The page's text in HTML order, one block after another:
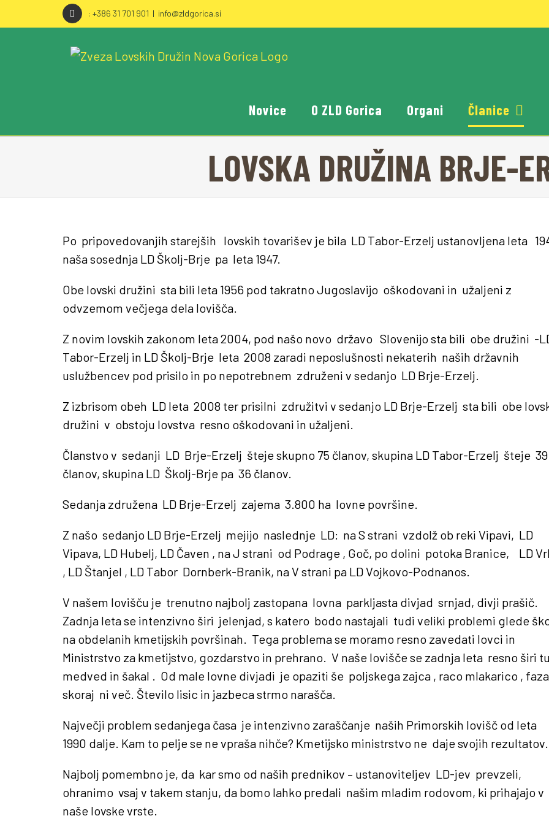
to
: +386 31 701 901 | info@zldgorica.si
Novice O ZLD Gorica Organi Članice
LOVSKA DRUŽINA BRJE-
Po pripovedovanjih starejših lovskih tovarišev je bila LD Tabor-Erzelj ustanovljena leta
naša sosednja LD Školj-Brje pa leta 1947.
Obe lovski družini sta bili leta 1956 pod takratno Jugoslavijo oškodovani in užaljeni z
odvzemom večjega dela lovišča.
Z novim lovskih zakonom leta 2004, pod našo novo državo Slovenijo sta bili obe družini -
Tabor-Erzelj in LD Školj-Brje leta 2008 zaradi neposlušnosti nekaterih naših državnih
uslužbencev pod prisilo in po nepotrebnem združeni v sedanjo LD Brje-Erzelj.
Z izbrisom obeh LD leta 2008 ter prisilni združitvi v sedanjo LD Brje-Erzelj sta bili obe
družini v obstoju lovstva resno oškodovani in užaljeni.
Članstvo v sedanji LD Brje-Erzelj šteje skupno 75 članov, skupina LD Tabor-Erzelj šteje 39
članov, skupina LD Školj-Brje pa 36 članov.
Sedanja združena LD Brje-Erzelj zajema 3.800 ha lovne površine.
Z našo sedanjo LD Brje-Erzelj mejijo naslednje LD: na S strani vzdolž ob reki Vipavi, LD
Vipava, LD Hubelj, LD Čaven , na J strani od Podrage , Goč, po dolini potoka Branice, LD
, LD Štanjel , LD Tabor Dornberk-Branik, na V strani pa LD Vojkovo-Podnanos.
V našem lovišču je trenutno najbolj zastopana lovna parkljasta divjad srnjad, divji prašič.
Zadnja leta se intenzivno širi jelenjad, s katero bodo nastajali tudi veliki problemi glede
na obdelanih kmetijskih površinah. Tega problema se moramo resno zavedati lovci in
Ministrstvo za kmetijstvo, gozdarstvo in prehrano. V naše lovišče se zadnja leta resno širi
medved in šakal . Od male lovne divjadi je opaziti še poljskega zajca , raco mlakarico ,
skoraj ni več. Število lisic in jazbeca strmo narašča.
Največji problem sedanjega časa je intenzivno zaraščanje naših Primorskih lovišč od leta
1990 dalje. Kam to pelje se ne vpraša nihče? Kmetijsko ministrstvo ne daje svojih rezultatov.
Najbolj pomembno je, da kar smo od naših prednikov – ustanoviteljev LD-jev prevzeli,
ohranimo vsaj v takem stanju, da bomo lahko predali našim mladim rodovom, ki prihajajo v
naše lovske vrste.
PODATKI O ZVEZI
Zveza lovskih družin Gorica
Prešernova ulica 17
5000 Nova Gorica
DŠ: 22270043
MŠ: 5104394000
KONTAKT
Email:info@zldgorica.si
Tel: +386 31 701 901